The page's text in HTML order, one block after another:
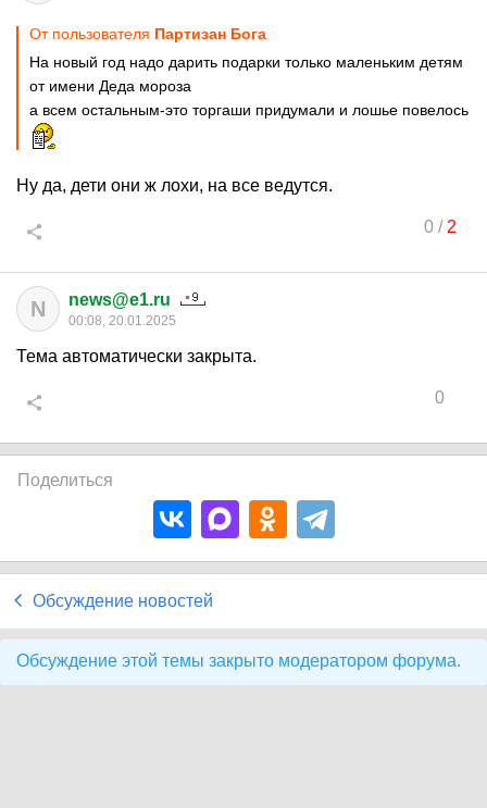
От пользователя Партизан Бога
На новый год надо дарить подарки только маленьким детям
от имени Деда мороза
а всем остальным-это торгаши придумали и лошье повелось
Ну да, дети они ж лохи, на все ведутся.
0/ 2
N news@e1.ru
00:08, 20.01.2025
Тема автоматически закрыта.
0
Поделиться
Обсуждение новостей
Обсуждение этой темы закрыто модератором форума.